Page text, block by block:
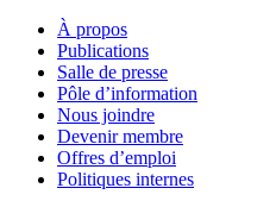
À propos
Publications
Salle de presse
Pôle d’information
Nous joindre
Devenir membre
Offres d’emploi
Politiques internes